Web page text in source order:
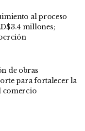
al proceso
millones;
de obras
para fortalecer la
comercio